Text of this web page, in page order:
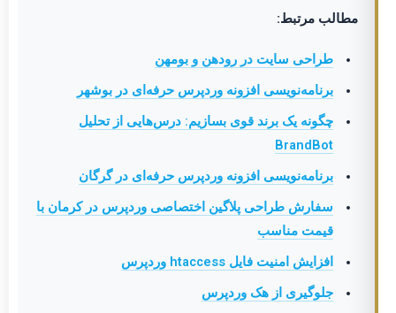
مطالب مرتبط:
طراحی سایت در رودهن و بومهن
برنامه‌نویسی افزونه وردپرس حرفه‌ای در بوشهر
چگونه یک برند قوی بسازیم: درس‌هایی از تحلیل
BrandBot
برنامه‌نویسی افزونه وردپرس حرفه‌ای در گرگان
سفارش طراحی پلاگین اختصاصی وردپرس در کرمان با
قیمت مناسب
افزایش امنیت فایل htaccess وردپرس
جلوگیری از هک وردپرس